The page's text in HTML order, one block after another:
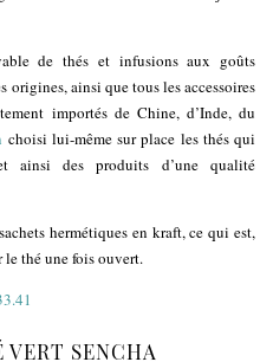
de thés et infusions aux goûts
origines, ainsi que tous les accessoires
importés de Chine, d’Inde, du
choisi lui-même sur place les thés qui
ainsi des produits d’une qualité
hermétiques en kraft, ce qui est,
le thé une fois ouvert.
VERT SENCHA